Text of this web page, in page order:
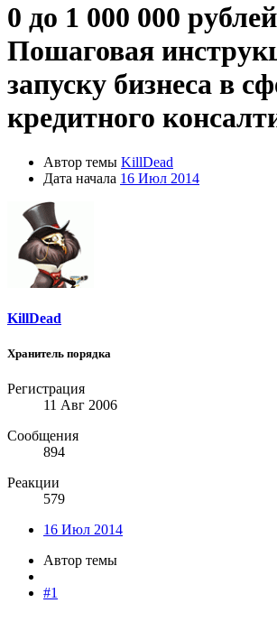
0 до 1 000 000
Пошаговая
запуску бизнеса в
кредитного
Автор темы KillDead
Дата начала 16 Июл 2014
KillDead
Хранитель порядка
Регистрация
11 Авг 2006
Сообщения
894
Реакции
579
16 Июл 2014
Автор темы
#1